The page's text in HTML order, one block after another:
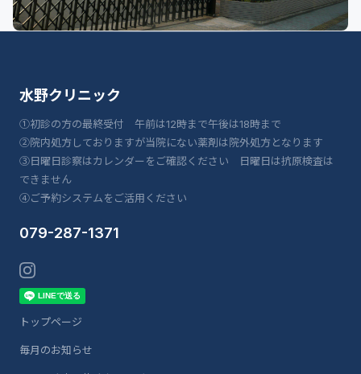
水野クリニック
①初診の方の最終受付 午前は12時まで午後は18時まで
②院内処方しておりますが当院にない薬剤は院外処方となります
③日曜日診察はカレンダーをご確認ください 日曜日は抗原検査は
できません
④ご予約システムをご活用ください
079-287-1371
トップページ
毎月のお知らせ